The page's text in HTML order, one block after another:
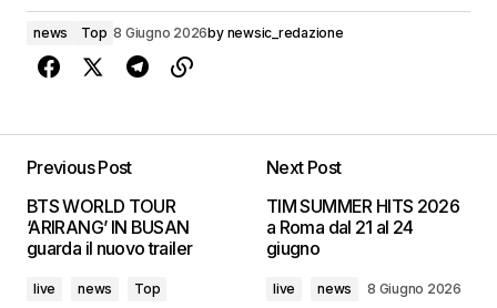
news Top 8 Giugno 2026by newsic_redazione
Previous Post
BTS WORLD TOUR
‘ARIRANG’ IN BUSAN
guarda il nuovo trailer
live news
Top
Next Post
TIM SUMMER HITS 2026
a Roma dal 21 al 24
giugno
live news 8 Giugno 2026